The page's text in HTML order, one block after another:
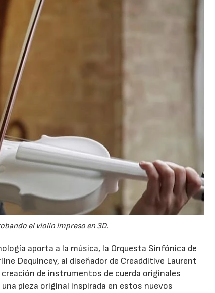
el violín impreso en 3D.
aporta a la música, la Orquesta Sinfónica de
Dequincey, al diseñador de Creadditive Laurent
de instrumentos de cuerda originales
pieza original inspirada en estos nuevos